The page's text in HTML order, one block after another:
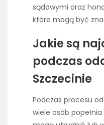
sądowymi oraz
które mogą być
Jakie są
podczas
Szczecinie
Podczas procesu
wiele osób